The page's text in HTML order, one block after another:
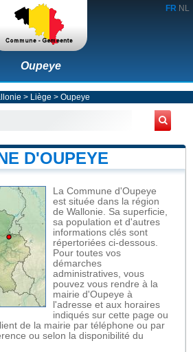
FR NL
Oupeye
> Liège > Oupeye
D'OUPEYE
La Commune d'Oupeye
est située dans la région
de Wallonie. Sa superficie,
sa population et d'autres
informations clés sont
répertoriées ci-dessous.
Pour toutes vos
démarches
administratives, vous
pouvez vous rendre à la
mairie d'Oupeye à
l'adresse et aux horaires
indiqués sur cette page ou
de la mairie par téléphone ou par
ou selon la disponibilité du